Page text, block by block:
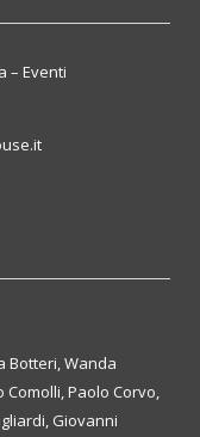
– Eventi
Botteri, Wanda
Paolo Corvo,
Giovanni